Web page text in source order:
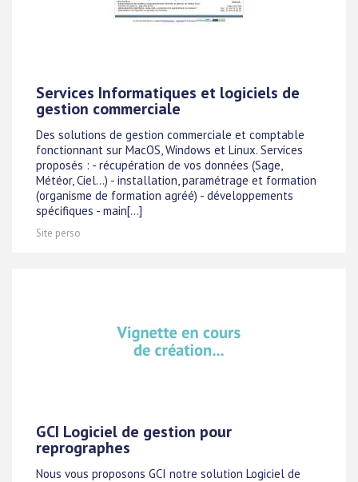
Services Informatiques et logiciels de
gestion commerciale
Des solutions de gestion commerciale et comptable
fonctionnant sur MacOS, Windows et Linux. Services
proposés : - récupération de vos données (Sage,
Météor, Ciel...) - installation, paramétrage et formation
(organisme de formation agréé) - développements
spécifiques - main[...]
Site perso
GCI Logiciel de gestion pour
reprographes
Nous vous proposons GCI notre solution Logiciel de